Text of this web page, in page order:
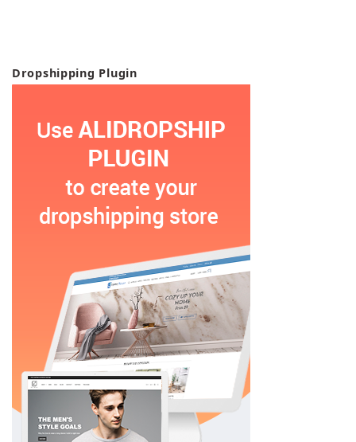
Dropshipping Plugin